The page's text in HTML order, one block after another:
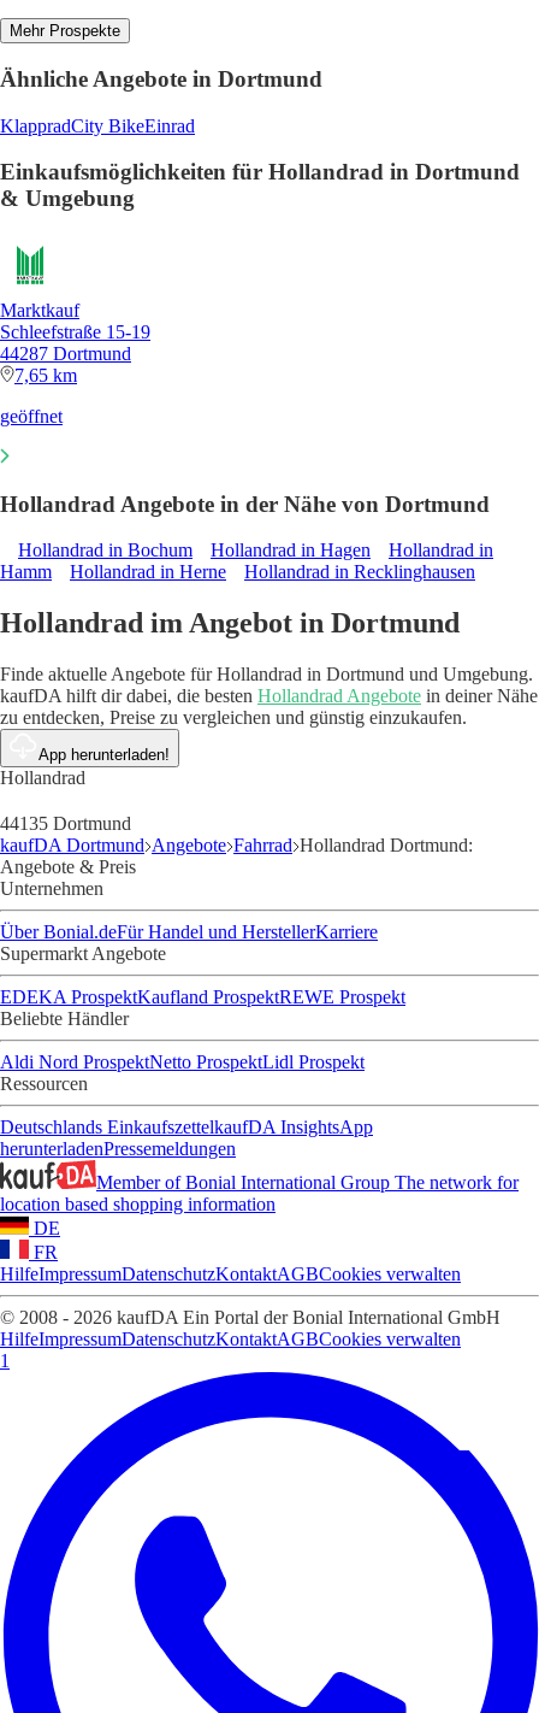
Mehr Prospekte
Ähnliche Angebote in Dortmund
KlappradCity BikeEinrad
Einkaufsmöglichkeiten für Hollandrad in Dortmund
& Umgebung
Marktkauf
Schleefstraße 15-19
44287 Dortmund
7,65 km
geöffnet
Hollandrad Angebote in der Nähe von Dortmund
Hollandrad in Bochum Hollandrad in Hagen
Hollandrad in
Hamm
Hollandrad in Herne Hollandrad in Recklinghausen
Hollandrad im Angebot in Dortmund
Finde aktuelle Angebote für Hollandrad in Dortmund und Umgebung.
kaufDA hilft dir dabei, die besten Hollandrad Angebote in deiner Nähe
zu entdecken, Preise zu vergleichen und günstig einzukaufen.
App herunterladen!
Hollandrad
44135 Dortmund
kaufDA Dortmund Angebote Fahrrad Hollandrad Dortmund:
Angebote & Preis
Unternehmen
Über Bonial.deFür Handel und HerstellerKarriere
Supermarkt Angebote
EDEKA ProspektKaufland ProspektREWE Prospekt
Beliebte Händler
Aldi Nord ProspektNetto ProspektLidl Prospekt
Ressourcen
Deutschlands EinkaufszettelkaufDA InsightsApp
herunterladenPressemeldungen
Member of Bonial International Group The network for
location based shopping information
DE
FR
HilfeImpressumDatenschutzKontaktAGBCookies verwalten
© 2008 - 2026 kaufDA Ein Portal der Bonial International GmbH
HilfeImpressumDatenschutzKontaktAGBCookies verwalten
1